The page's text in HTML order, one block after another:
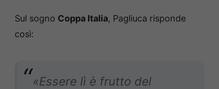
Sul sogno Coppa Italia, Pagliuca risponde
così:
«Essere lì è frutto del